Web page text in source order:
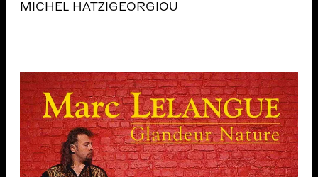
MICHEL HATZIGEORGIOU